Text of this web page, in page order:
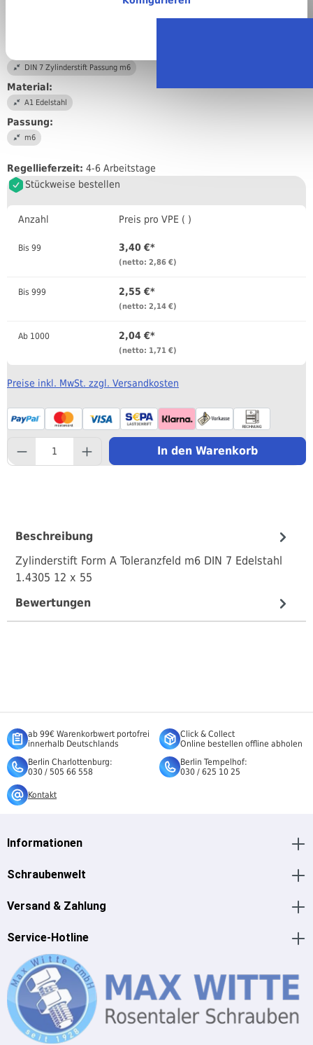
DIN 7 Zylinderstift Passung m6
Material:
A1 Edelstahl
Passung:
m6
Regellieferzeit: 4-6 Arbeitstage
Stückweise bestellen
Anzahl Preis pro VPE ( )
Bis 99 3,40 €*
(netto: 2,86 €)
Bis 999 2,55 €*
(netto: 2,14 €)
Ab 1000 2,04 €*
(netto: 1,71 €)
Preise inkl. MwSt. zzgl. Versandkosten
In den Warenkorb
Beschreibung
Zylinderstift Form A Toleranzfeld m6 DIN 7 Edelstahl
1.4305 12 x 55
Bewertungen
ab 99€ Warenkorbwert portofrei
innerhalb Deutschlands
Click & Collect
Online bestellen offline abholen
Berlin Charlottenburg:
030 / 505 66 558
Berlin Tempelhof:
030 / 625 10 25
Kontakt
Informationen
Schraubenwelt
Versand & Zahlung
Service-Hotline